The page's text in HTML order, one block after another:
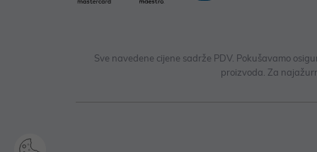
Sve navedene cijene sadrže PDV. Pokušavamo
proizvoda. Za